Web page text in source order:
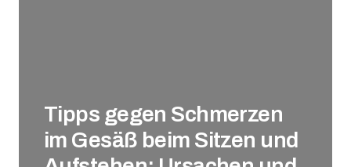
Tipps gegen Schmerzen
im Gesäß beim Sitzen und